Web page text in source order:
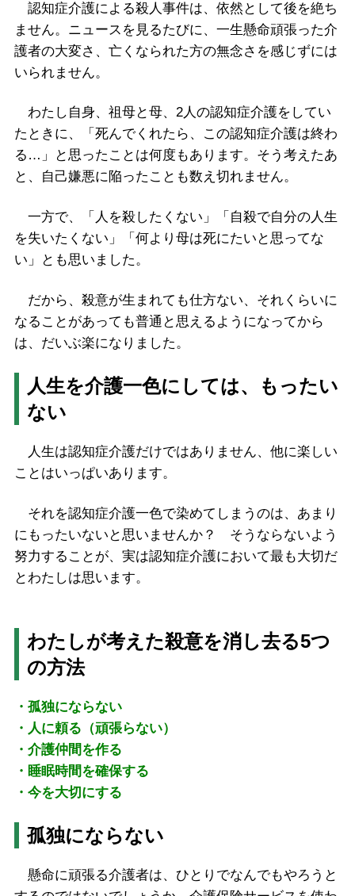
認知症介護による殺人事件は、依然として後を絶ち
ません。ニュースを見るたびに、一生懸命頑張った介
護者の大変さ、亡くなられた方の無念さを感じずには
いられません。
わたし自身、祖母と母、2人の認知症介護をしてい
たときに、「死んでくれたら、この認知症介護は終わ
る…」と思ったことは何度もあります。そう考えたあ
と、自己嫌悪に陥ったことも数え切れません。
一方で、「人を殺したくない」「自殺で自分の人生
を失いたくない」「何より母は死にたいと思ってな
い」とも思いました。
だから、殺意が生まれても仕方ない、それくらいに
なることがあっても普通と思えるようになってから
は、だいぶ楽になりました。
人生を介護一色にしては、もったい
ない
人生は認知症介護だけではありません、他に楽しい
ことはいっぱいあります。
それを認知症介護一色で染めてしまうのは、あまり
にもったいないと思いませんか？ そうならないよう
努力することが、実は認知症介護において最も大切だ
とわたしは思います。
わたしが考えた殺意を消し去る5つ
の方法
・孤独にならない
・人に頼る（頑張らない）
・介護仲間を作る
・睡眠時間を確保する
・今を大切にする
孤独にならない
懸命に頑張る介護者は、ひとりでなんでもやろうと